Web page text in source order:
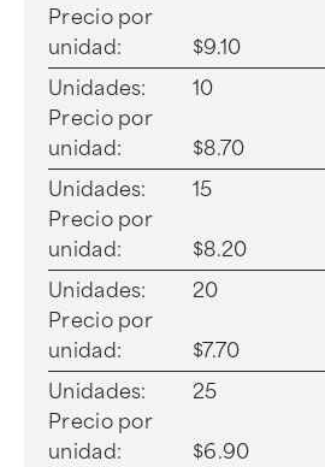
Precio por
unidad:
$9.10
Unidades:
10
Precio por
unidad:
$8.70
Unidades:
15
Precio por
unidad:
$8.20
Unidades:
20
Precio por
unidad:
$7.70
Unidades:
25
Precio por
unidad:
$6.90